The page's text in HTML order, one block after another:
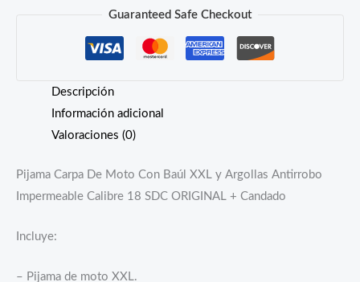
Guaranteed Safe Checkout
Descripción
Información adicional
Valoraciones (0)
Pijama Carpa De Moto Con Baúl XXL y Argollas Antirrobo
Impermeable Calibre 18 SDC ORIGINAL + Candado
Incluye:
– Pijama de moto XXL.